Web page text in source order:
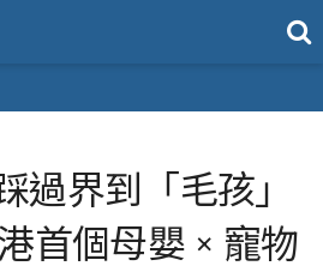
過界到「毛孩」
首個母嬰 × 寵物